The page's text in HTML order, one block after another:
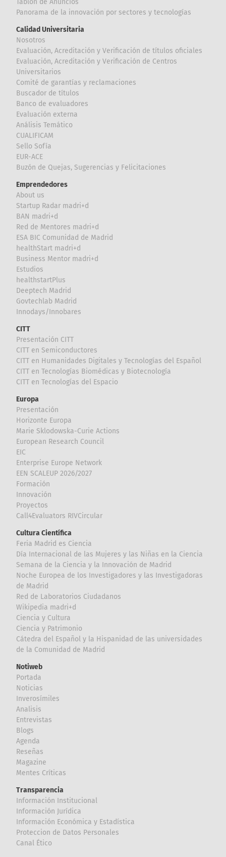
Panorama de la innovación por sectores y tecnologías
Calidad Universitaria
Nosotros
Evaluación, Acreditación y Verificación de títulos oficiales
Evaluación, Acreditación y Verificación de Centros
Universitarios
Comité de garantías y reclamaciones
Buscador de títulos
Banco de evaluadores
Evaluación externa
Análisis Temático
CUALIFICAM
Sello Sofía
EUR-ACE
Buzón de Quejas, Sugerencias y Felicitaciones
Emprendedores
About us
Startup Radar madri+d
BAN madri+d
Red de Mentores madri+d
ESA BIC Comunidad de Madrid
healthStart madri+d
Business Mentor madri+d
Estudios
healthstartPlus
Deeptech Madrid
Govtechlab Madrid
Innodays/Innobares
CITT
Presentación CITT
CITT en Semiconductores
CITT en Humanidades Digitales y Tecnologías del Español
CITT en Tecnologías Biomédicas y Biotecnología
CITT en Tecnologías del Espacio
Europa
Presentación
Horizonte Europa
Marie Sklodowska-Curie Actions
European Research Council
EIC
Enterprise Europe Network
EEN SCALEUP 2026/2027
Formación
Innovación
Proyectos
Call4Evaluators RIVCircular
Cultura Científica
Feria Madrid es Ciencia
Día Internacional de las Mujeres y las Niñas en la Ciencia
Semana de la Ciencia y la Innovación de Madrid
Noche Europea de los Investigadores y las Investigadoras
de Madrid
Red de Laboratorios Ciudadanos
Wikipedia madri+d
Ciencia y Cultura
Ciencia y Patrimonio
Cátedra del Español y la Hispanidad de las universidades
de la Comunidad de Madrid
Notiweb
Portada
Noticias
Inverosímiles
Analisis
Entrevistas
Blogs
Agenda
Reseñas
Magazine
Mentes Críticas
Transparencia
Información Institucional
Información Jurídica
Información Económica y Estadística
Proteccion de Datos Personales
Canal Ético